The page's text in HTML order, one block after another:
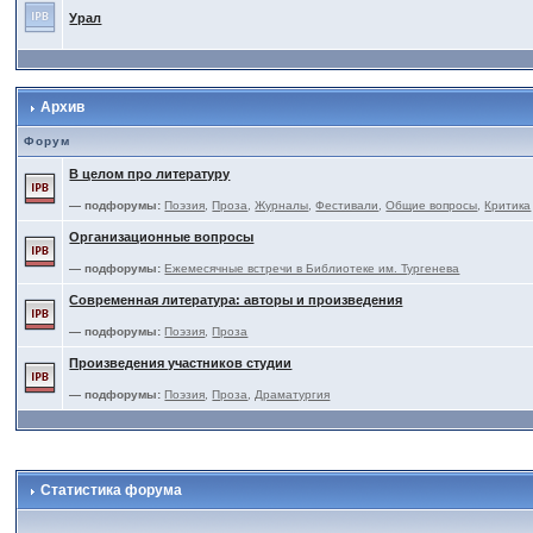
Урал
Архив
Форум
В целом про литературу
— подфорумы: Поэзия ,Проза ,Журналы ,Фестивали ,Общие вопросы ,Критика
Организационные вопросы
— подфорумы: Ежемесячные встречи в Библиотеке им. Тургенева
Современная литература: авторы и произведения
— подфорумы: Поэзия ,Проза
Произведения участников студии
— подфорумы: Поэзия ,Проза Драматургия
Статистика форума